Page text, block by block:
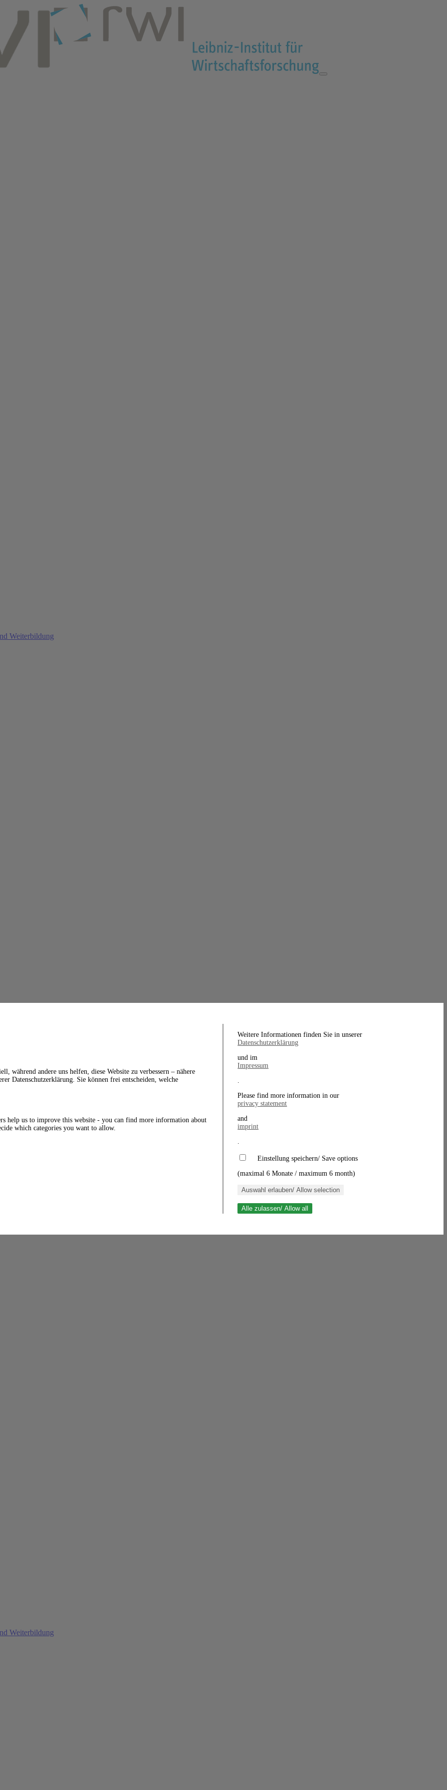
Weiterbildung
Weiterbildung
während andere uns helfen, diese Website zu verbessern – nähere
Datenschutzerklärung. Sie können frei entscheiden, welche
help us to improve this website - you can find more information about
which categories you want to allow.
Weitere Informationen finden Sie in unserer
Datenschutzerklärung
und im
Impressum
.
Please find more information in our
privacy statement
and
imprint
.
Einstellung speichern/ Save options
(maximal 6 Monate / maximum 6 month)
Auswahl erlauben/ Allow selection
Alle zulassen/ Allow all